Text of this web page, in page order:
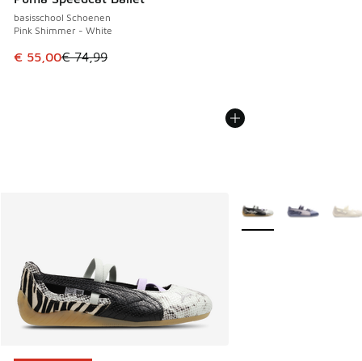
basisschool Schoenen
Pink Shimmer - White
Dit artikel is in de uitverkoop. Dit artikel is in de
€ 55,00€ 74,99
Meer kleuren